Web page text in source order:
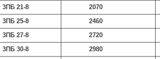
8
2070
8
2460
8
2720
8
2980